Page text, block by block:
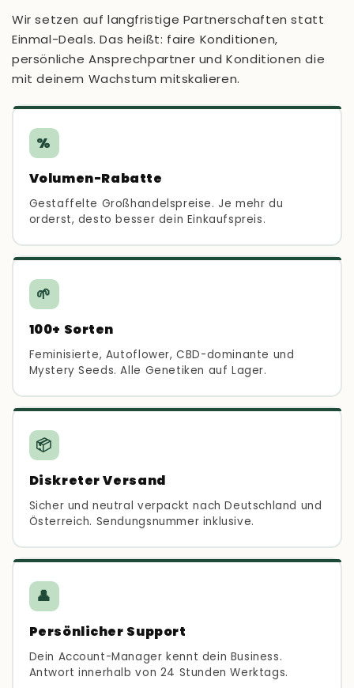
Wir setzen auf langfristige Partnerschaften statt
Einmal-Deals. Das heißt: faire Konditionen,
persönliche Ansprechpartner und Konditionen die
mit deinem Wachstum mitskalieren.
%
Volumen-Rabatte
Gestaffelte Großhandelspreise. Je mehr du
orderst, desto besser dein Einkaufspreis.
🌱
100+ Sorten
Feminisierte, Autoflower, CBD-dominante und
Mystery Seeds. Alle Genetiken auf Lager.
📦
Diskreter Versand
Sicher und neutral verpackt nach Deutschland und
Österreich. Sendungsnummer inklusive.
👤
Persönlicher Support
Dein Account-Manager kennt dein Business.
Antwort innerhalb von 24 Stunden Werktags.